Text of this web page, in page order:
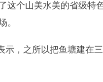
这个山美水美的省级特
。
示，之所以把鱼塘建在三